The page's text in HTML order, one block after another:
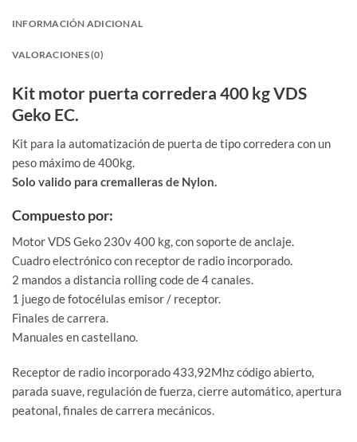
INFORMACIÓN ADICIONAL
VALORACIONES (0)
Kit motor puerta corredera 400 kg VDS
Geko EC.
Kit para la automatización de puerta de tipo corredera con un
peso máximo de 400kg.
Solo valido para cremalleras de Nylon.
Compuesto por:
Motor VDS Geko 230v 400 kg, con soporte de anclaje.
Cuadro electrónico con receptor de radio incorporado.
2 mandos a distancia rolling code de 4 canales.
1 juego de fotocélulas emisor / receptor.
Finales de carrera.
Manuales en castellano.
Receptor de radio incorporado 433,92Mhz código abierto,
parada suave, regulación de fuerza, cierre automático, apertura
peatonal, finales de carrera mecánicos.